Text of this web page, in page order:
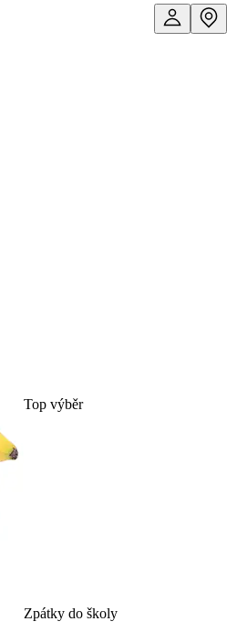
Top výběr
Zpátky do školy